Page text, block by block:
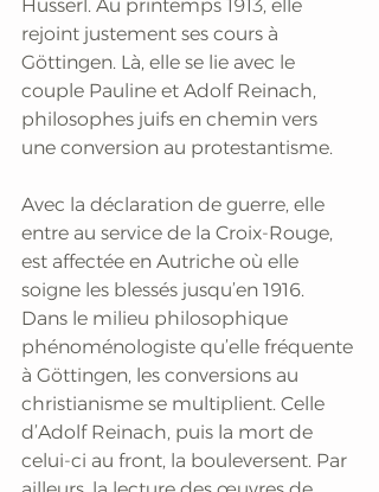
Husserl. Au printemps 1913, elle
rejoint justement ses cours à
Göttingen. Là, elle se lie avec le
couple Pauline et Adolf Reinach,
philosophes juifs en chemin vers
une conversion au protestantisme.
Avec la déclaration de guerre, elle
entre au service de la Croix-Rouge,
est affectée en Autriche où elle
soigne les blessés jusqu’en 1916.
Dans le milieu philosophique
phénoménologiste qu’elle fréquente
à Göttingen, les conversions au
christianisme se multiplient. Celle
d’Adolf Reinach, puis la mort de
celui-ci au front, la bouleversent. Par